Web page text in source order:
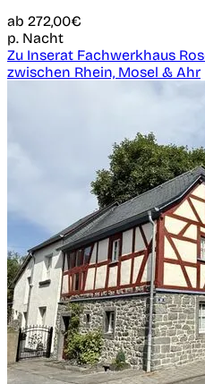
ab 272,00€
p. Nacht
Zu Inserat Fachwerkhaus
zwischen Rhein, Mosel & Ahr